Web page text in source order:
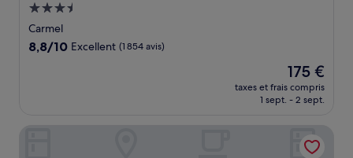
Hébergement
3.5 étoiles
Carmel
8.8
8,8/10 Excellent (1 854 avis)
Le
nouveau
prix
de
175 €
175 €
taxes et frais compris
1 sept. - 2 sept.